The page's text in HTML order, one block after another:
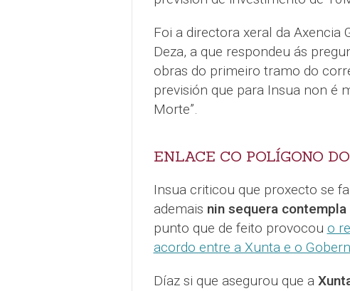
Foi a directora xeral da Axencia
Deza, a que respondeu ás
obras do primeiro tramo do
previsión que para Insua non é
Morte”.
ENLACE CO POLÍGONO
Insua criticou que proxecto se
ademais nin sequera
punto que de feito provocou o
acordo entre a Xunta e o
Díaz si que asegurou que a